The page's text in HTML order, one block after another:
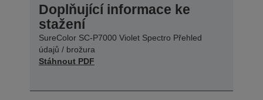
Doplňující informace ke
stažení
SureColor SC-P7000 Violet Spectro Přehled
údajů / brožura
Stáhnout PDF